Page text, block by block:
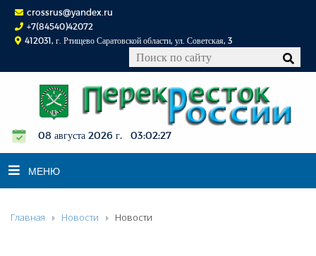
crossrus@yandex.ru
+7(84540)42072
412031, г. Ртищево Саратовской области, ул. Советская, 3
08 августа 2026 г. 03:02:28
МЕНЮ
НОВОСТИ
Главная Новости Новости